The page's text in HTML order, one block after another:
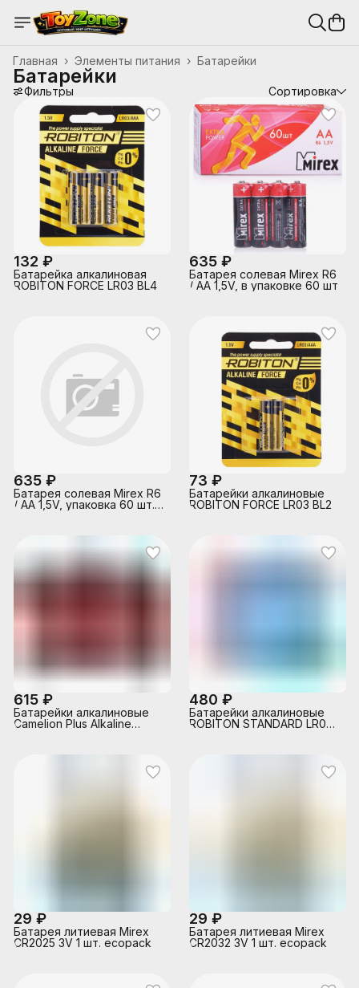
Батарейки
Элементы питания ›
Главная ›
Батарейки
Фильтры Сортировка
132 ₽
Батарейка алкалиновая
ROBITON FORCE LR03 BL4
635 ₽
Батарея солевая Mirex R6
/ AA 1,5V, в упаковке 60 шт
635 ₽
Батарея солевая Mirex R6
/ AA 1,5V, упаковка 60 шт.,
73 ₽
Батарейки алкалиновые
ROBITON FORCE LR03 BL2
615 ₽
Батарейки алкалиновые
Camelion Plus Alkaline
480 ₽
Батарейки алкалиновые
ROBITON STANDARD LR03
29 ₽
Батарея литиевая Mirex
CR2025 3V 1 шт. ecopack
29 ₽
Батарея литиевая Mirex
CR2032 3V 1 шт. ecopack